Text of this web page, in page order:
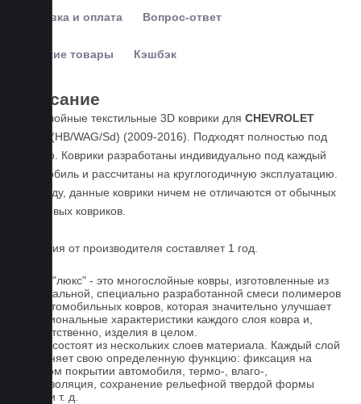
Доставка и оплата Вопрос-ответ
Похожие товары Кэшбэк
Описание
Пятислойные текстильные 3D коврики для CHEVROLET
(HB/WAG/Sd) (2009-2016). Подходят полностью под
размер. Коврики разработаны индивидуально под каждый
автомобиль и рассчитаны на круглогодичную эксплуатацию.
По уходу, данные коврики ничем не отличаются от обычных
резиновых ковриков.
Гарантия от производителя составляет 1 год.
Ковры "люкс" - это многослойные ковры, изготовленные из
оригинальной, специально разработанной смеси полимеров
для автомобильных ковров, которая значительно улучшает
функциональные характеристики каждого слоя ковра и,
соответственно, изделия в целом.
Ковры состоят из нескольких слоев материала. Каждый слой
выполняет свою определенную функцию: фиксация на
штатном покрытии автомобиля, термо-, влаго-,
звукоизоляция, сохранение рельефной твердой формы
ковра и т. д.